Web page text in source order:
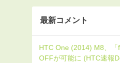
最新コメント